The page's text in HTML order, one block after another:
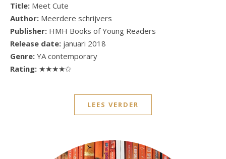
Title: Meet Cute
Author: Meerdere schrijvers
Publisher: HMH Books of Young Readers
Release date: januari 2018
Genre: YA contemporary
Rating: ★★★★✩
LEES VERDER